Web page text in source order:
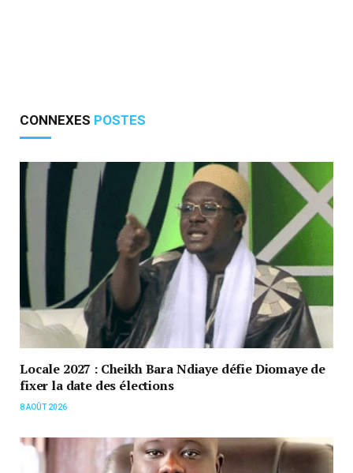
CONNEXES POSTES
Locale 2027 : Cheikh Bara Ndiaye défie Diomaye de
fixer la date des élections
8 AOÛT 2026